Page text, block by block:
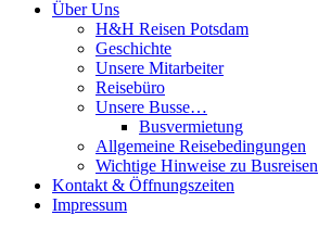
Über Uns
H&H Reisen Potsdam
Geschichte
Unsere Mitarbeiter
Reisebüro
Unsere Busse…
Busvermietung
Allgemeine Reisebedingungen
Wichtige Hinweise zu Busreisen
Kontakt & Öffnungszeiten
Impressum